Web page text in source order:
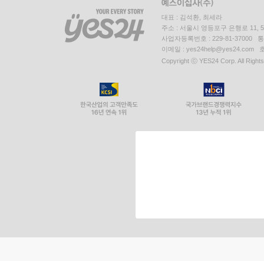
대표 : 김석환, 최세라
주소 : 서울시 영등포구 은행로 11,
사업자등록번호 : 229-81-37000
이메일 : yes24help@yes24.com
Copyright ⓒ YES24 Corp. All